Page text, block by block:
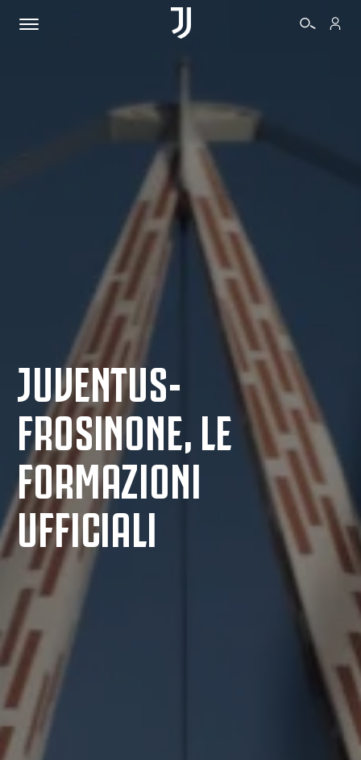
BIGLIETTI
SHOP
BIANCONERI
VIDEO
ALTRO
JUVENTUS-
FROSINONE, LE
FORMAZIONI
UFFICIALI